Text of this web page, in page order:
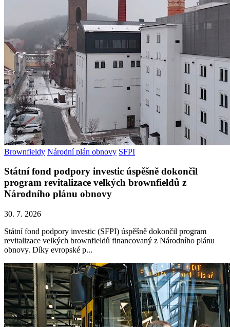
Brownfieldy Národní plán obnovy SFPI
Státní fond podpory investic úspěšně dokončil
program revitalizace velkých brownfieldů z
Národního plánu obnovy
30. 7. 2026
Státní fond podpory investic (SFPI) úspěšně dokončil program
revitalizace velkých brownfieldů financovaný z Národního plánu
obnovy. Díky evropské p...